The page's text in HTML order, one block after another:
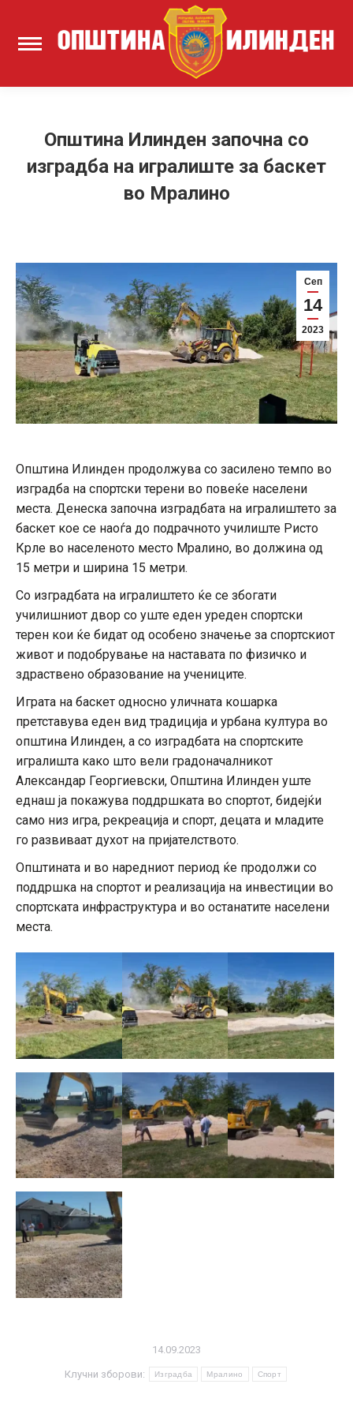
Општина Илинден започна со
изградба на игралиште за баскет
во Мралино
Сеп
14
2023
Општина Илинден продолжува со засилено темпо во
изградба на спортски терени во повеќе населени
места. Денеска започна изградбата на игралиштето за
баскет кое се наоѓа до подрачното училиште Ристо
Крле во населеното место Мралино, во должина од
15 метри и ширина 15 метри.
Со изградбата на игралиштето ќе се збогати
училишниот двор со уште еден уреден спортски
терен кои ќе бидат од особено значење за спортскиот
живот и подобрување на наставата по физичко и
здраствено образование на учениците.
Играта на баскет односно уличната кошарка
претставува еден вид традиција и урбана култура во
општина Илинден, а со изградбата на спортските
игралишта како што вели градоначалникот
Александар Георгиевски, Општина Илинден уште
еднаш ја покажува поддршката во спортот, бидејќи
само низ игра, рекреација и спорт, децата и младите
го развиваат духот на пријателството.
Општината и во наредниот период ќе продолжи со
поддршка на спортот и реализација на инвестиции во
спортската инфраструктура и во останатите населени
места.
14.09.2023
Клучни зборови: Изградба Мралино Спорт